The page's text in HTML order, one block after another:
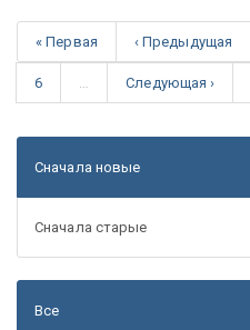
« Первая ‹ Предыдущая
6 Следующая ›
Сначала новые
Сначала старые
Все